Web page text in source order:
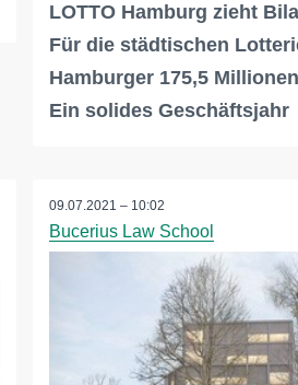
LOTTO Hamburg zieht
Für die städtischen
Hamburger 175,5
Ein solides Geschäftsjahr
09.07.2021 – 10:02
Bucerius Law School